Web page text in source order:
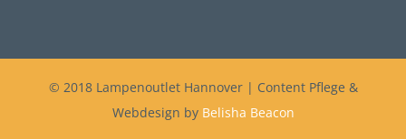
© 2018 Lampenoutlet Hannover | Content Pflege &
Webdesign by Belisha Beacon